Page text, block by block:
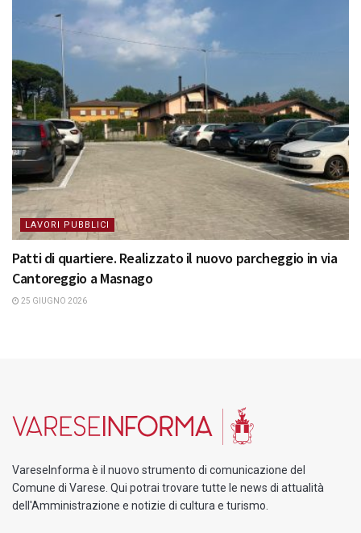
LAVORI PUBBLICI
Patti di quartiere. Realizzato il nuovo parcheggio in via
Cantoreggio a Masnago
25 GIUGNO 2026
VareseInforma è il nuovo strumento di comunicazione del
Comune di Varese. Qui potrai trovare tutte le news di attualità
dell'Amministrazione e notizie di cultura e turismo.